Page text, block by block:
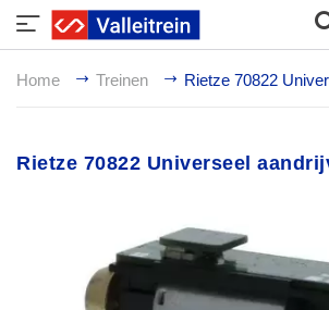
Home Treinen Rietze 70822
Rietze 70822 Universeel